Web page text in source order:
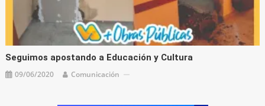
Seguimos apostando a Educación y Cultura
09/06/2020 Comunicación